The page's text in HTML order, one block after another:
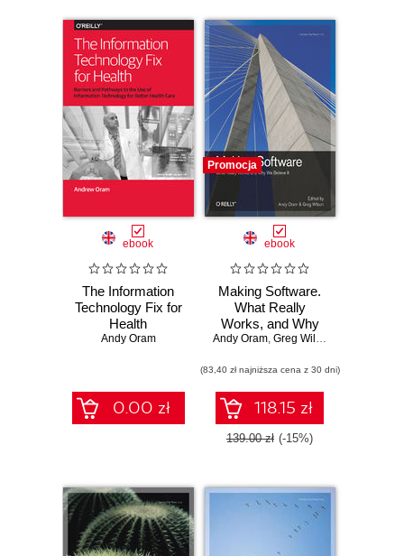
ebook
The Information
Technology Fix for
Health
Andy Oram
0.00 zł
Promocja
ebook
Making Software.
What Really
Works, and Why
We Believe It
Andy Oram, Greg Wilson
(83,40 zł najniższa cena z 30 dni)
118.15 zł
139.00 zł (-15%)